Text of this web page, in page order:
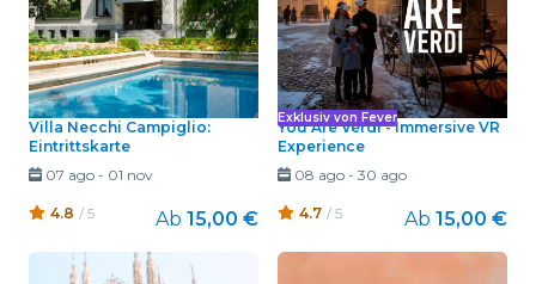
Villa Necchi Campiglio:
Eintrittskarte
07 ago- 01 nov
4.8 / 5 Ab 15,00 €
Exklusiv von Fever
You Are Verdi - Immersive VR
Experience
08 ago- 30 ago
4.7 / 5 Ab 15,00 €